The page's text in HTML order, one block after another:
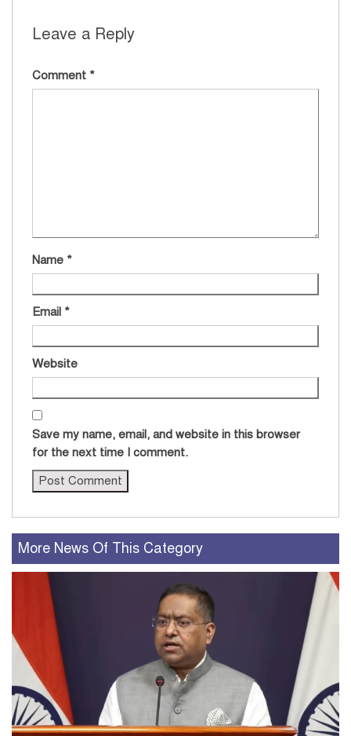
Leave a Reply
Comment *
Name *
Email *
Website
Save my name, email, and website in this browser
for the next time I comment.
More News Of This Category